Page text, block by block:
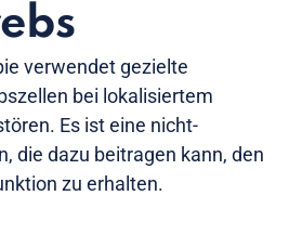
verwendet gezielte
bei lokalisiertem
Es ist eine nicht-
die dazu beitragen kann, den
zu erhalten.